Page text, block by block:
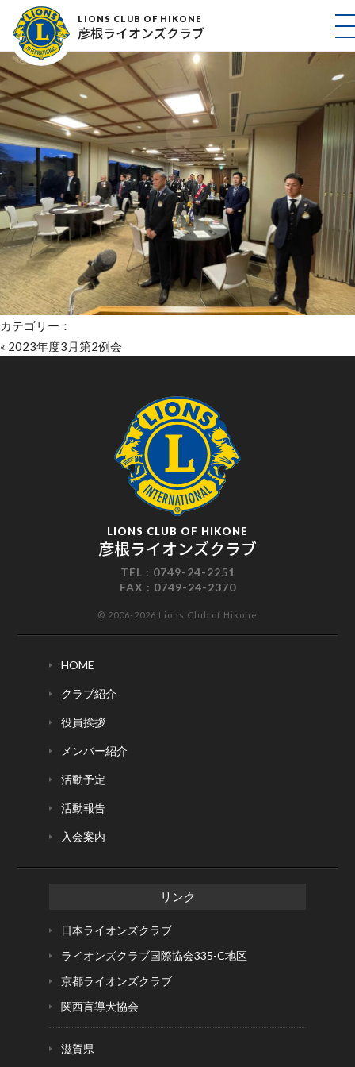
LIONS CLUB OF HIKONE
彦根ライオンズクラブ
2024年3月25日
カテゴリー：
« 2023年度3月第2例会
LIONS CLUB OF HIKONE
彦根ライオンズクラブ
TEL : 0749-24-2251
FAX : 0749-24-2370
© 2006-2026 Lions Club of Hikone
HOME
クラブ紹介
役員挨拶
メンバー紹介
活動予定
活動報告
入会案内
リンク
日本ライオンズクラブ
ライオンズクラブ国際協会335-C地区
京都ライオンズクラブ
関西盲導犬協会
滋賀県